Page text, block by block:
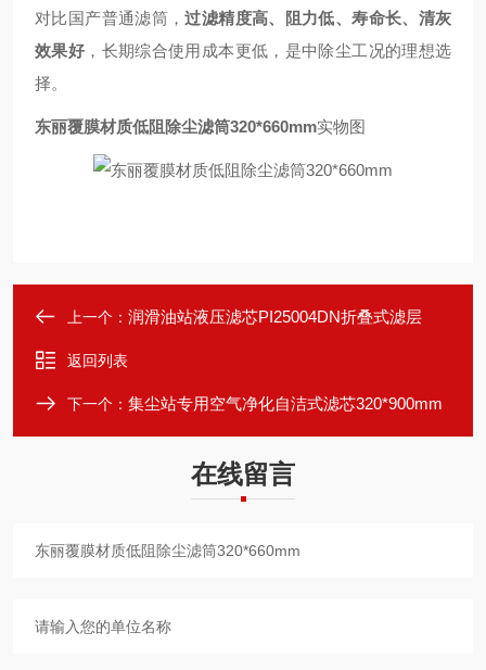
对比国产普通滤筒，过滤精度高、阻力低、寿命长、清灰
效果好 ，长期综合使用成本更低，是中除尘工况的理想选
择。
东丽覆膜材质低阻除尘滤筒320*660mm实物图
上一个： 润滑油站液压滤芯PI25004DN折叠式滤层
返回列表
下一个： 集尘站专用空气净化自洁式滤芯320*900mm
在线留言